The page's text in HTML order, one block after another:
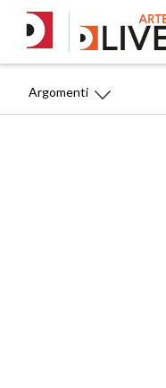
Argomenti